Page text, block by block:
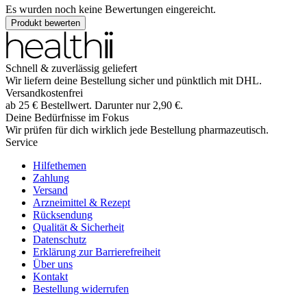
Es wurden noch keine Bewertungen eingereicht.
Produkt bewerten
Schnell & zuverlässig geliefert
Wir liefern deine Bestellung sicher und pünktlich mit DHL.
Versandkostenfrei
ab 25 € Bestellwert. Darunter nur 2,90 €.
Deine Bedürfnisse im Fokus
Wir prüfen für dich wirklich jede Bestellung pharmazeutisch.
Service
Hilfethemen
Zahlung
Versand
Arzneimittel & Rezept
Rücksendung
Qualität & Sicherheit
Datenschutz
Erklärung zur Barrierefreiheit
Über uns
Kontakt
Bestellung widerrufen